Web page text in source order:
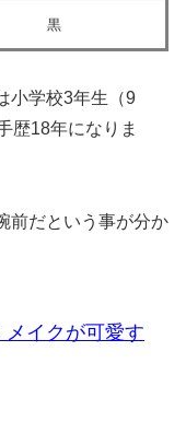
黒
小学校3年生（9
歴18年になりま
前だという事が分か
イクが可愛す